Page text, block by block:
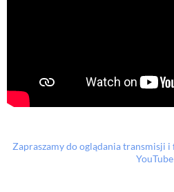
Zapraszamy do oglądania transmisji
YouTube